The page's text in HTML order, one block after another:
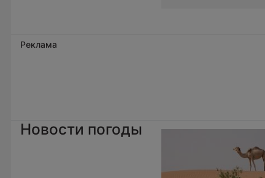
Реклама
Новости погоды